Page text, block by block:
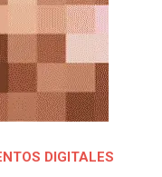
DIGITALES